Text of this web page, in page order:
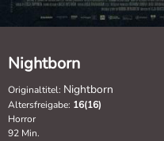
Nightborn
Originaltitel: Nightborn
Altersfreigabe: 16(16)
Horror
92 Min.